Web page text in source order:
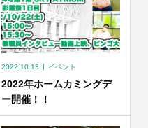
2022.10.13 イベント
2022年ホームカミングデ
ー開催！！